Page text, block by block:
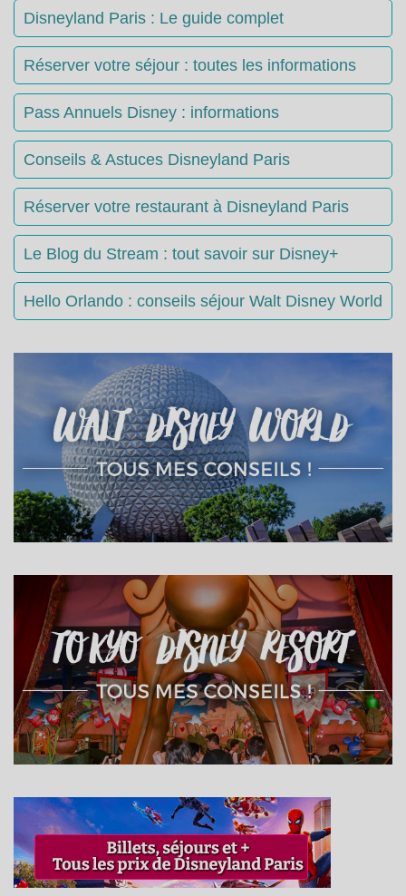
Disneyland Paris : Le guide complet
Réserver votre séjour : toutes les informations
Pass Annuels Disney : informations
Conseils & Astuces Disneyland Paris
Réserver votre restaurant à Disneyland Paris
Le Blog du Stream : tout savoir sur Disney+
Hello Orlando : conseils séjour Walt Disney World